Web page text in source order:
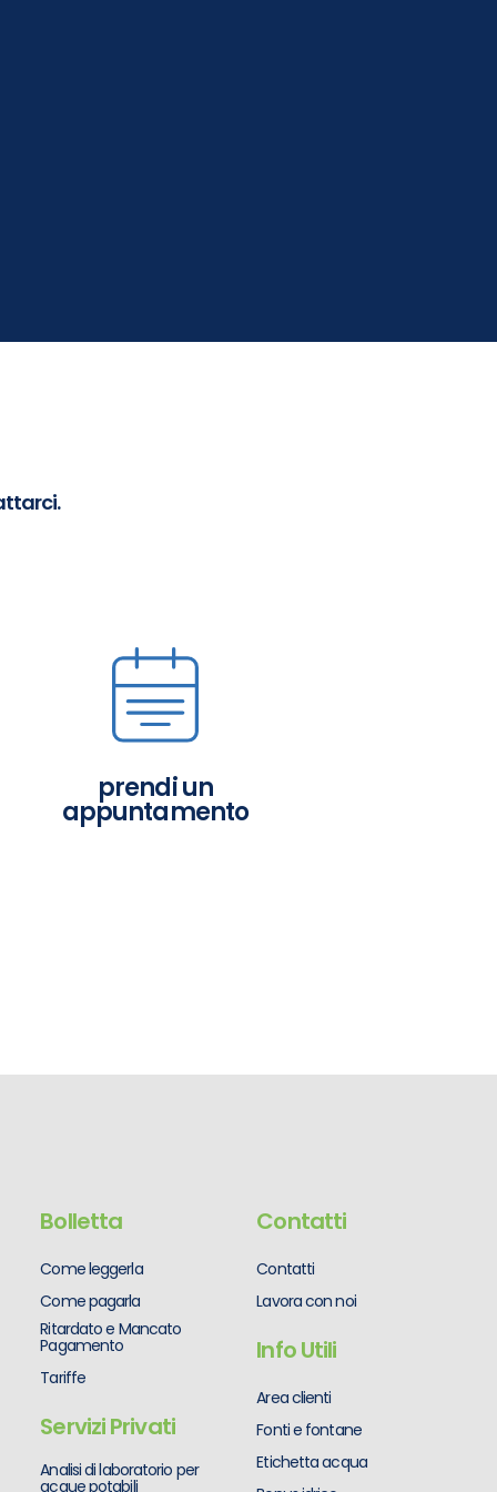
prendi un
appuntamento
Bolletta
Come leggerla
Come pagarla
Ritardato e Mancato
Pagamento
Tariffe
Servizi Privati
Analisi di laboratorio per
acque potabili
Contatti
Contatti
Lavora con noi
Info Utili
Area clienti
Fonti e fontane
Etichetta acqua